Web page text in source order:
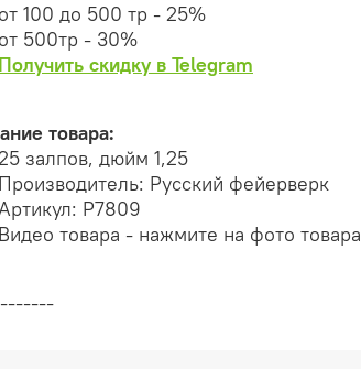
от 100 до 500 тр - 25%
от 500тр - 30%
Получить скидку в Telegram
товара:
залпов, дюйм 1,25
Производитель: Русский фейерверк
Р7809
Видео товара - нажмите на фото товара